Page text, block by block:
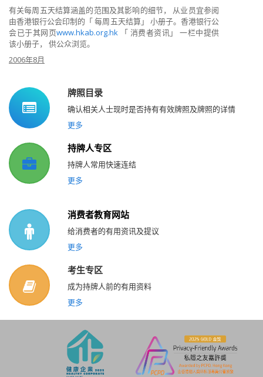
有关每周五天结算涵盖的范围及其影响的细节， 从业员宜参阅
由香港银行公会印制的「 每周五天结算」 小册子。香港银行公
会已于其网页www.hkab.org.hk 「 消费者资讯」 一栏中提供
该小册子， 供公众浏览。
2006年8月
牌照目录
确认相关人士现时是否持有有效牌照及牌照的详情
更多
持牌人专区
持牌人常用快速连结
更多
消费者教育网站
给消费者的有用资讯及提议
更多
考生专区
成为持牌人前的有用资料
更多